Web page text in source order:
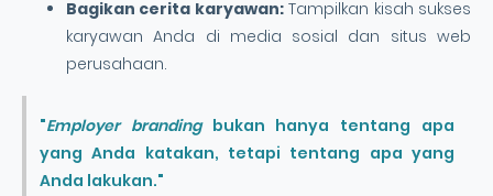
Bagikan cerita karyawan:Tampilkan kisah sukses
karyawan Anda di media sosial dan situs web
perusahaan.
"Employer brandingbukan hanya tentang apa
yang Anda katakan, tetapi tentang apa yang
Anda lakukan."